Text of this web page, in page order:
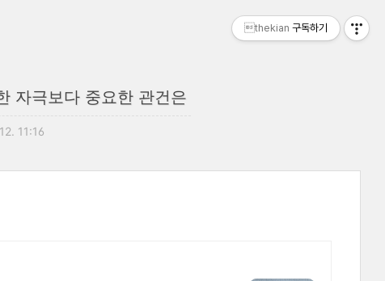
자극보다 중요한 관건은
11:16
thekian 구독하기